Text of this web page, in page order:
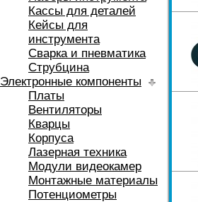
Кассы для деталей
Кейсы для
инструмента
Сварка и пневматика
Струбцина
Электронные компоненты
Платы
Вентиляторы
Кварцы
Корпуса
Лазерная техника
Модули видеокамер
Монтажные материалы
Потенциометры